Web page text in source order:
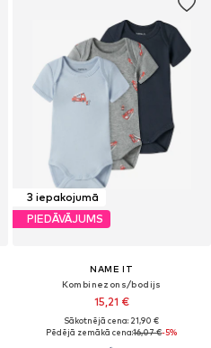
3 iepakojumā
PIEDĀVĀJUMS
NAME IT
Kombinezons/bodijs
15,21 €
Sākotnējā cena: 21,90 €
Pēdējā zemākā cena:16,07 €-5%